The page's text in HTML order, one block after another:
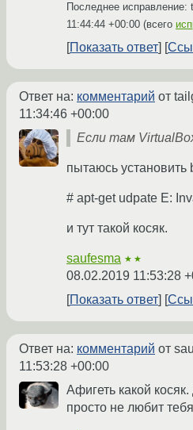
Последнее исправление:
11:44:44 +00:00 (всего
Показать ответ
Ответ на: комментарий от
11:34:46 +00:00
Если там
пытаюсь установить
# apt-get udpate E:
и тут такой косяк.
saufesma ★★
08.02.2019 11:53:28
Показать ответ
Ответ на: комментарий от
11:53:28 +00:00
Афигеть какой
просто не любит